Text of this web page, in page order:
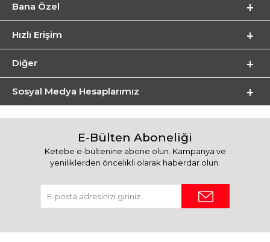
Bana Özel
Hızlı Erişim
Diğer
Sosyal Medya Hesaplarımız
E-Bülten Aboneliği
Ketebe e-bültenine abone olun. Kampanya ve
yeniliklerden öncelikli olarak haberdar olun.